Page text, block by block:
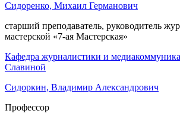
Сидоренко, Михаил Германович
старший преподаватель, руководитель
мастерской «7-ая Мастерская»
Кафедра журналистики и
Славиной
Сидоркин, Владимир Александрович
Профессор